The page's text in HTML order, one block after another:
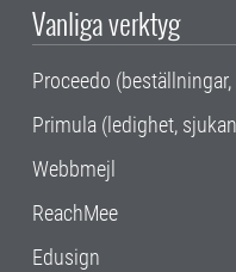
Vanliga verktyg
Proceedo
Primula (ledighet,
Webbmejl
ReachMee
Edusign